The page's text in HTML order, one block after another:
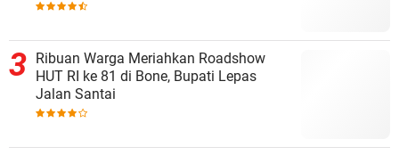
Ribuan Warga Meriahkan Roadshow
HUT RI ke 81 di Bone, Bupati Lepas
Jalan Santai